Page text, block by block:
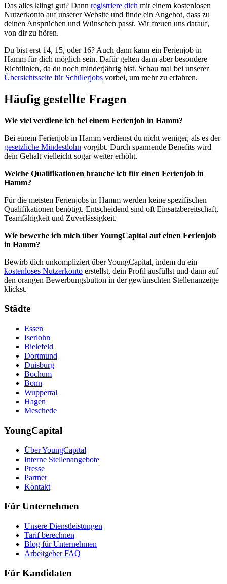
Das alles klingt gut? Dann registriere dich mit einem kostenlosen
Nutzerkonto auf unserer Website und finde ein Angebot, dass zu
deinen Ansprüchen und Wünschen passt. Wir freuen uns darauf,
von dir zu hören.
Du bist erst 14, 15, oder 16? Auch dann kann ein Ferienjob in
Hamm für dich möglich sein. Dafür gelten dann aber besondere
Richtlinien, da du noch minderjährig bist. Schau mal bei unserer
Übersichtsseite für Schülerjobs vorbei, um mehr zu erfahren.
Häufig gestellte Fragen
Wie viel verdiene ich bei einem Ferienjob in Hamm?
Bei einem Ferienjob in Hamm verdienst du nicht weniger, als es der
gesetzliche Mindestlohn vorgibt. Durch spannende Benefits wird
dein Gehalt vielleicht sogar weiter erhöht.
Welche Qualifikationen brauche ich für einen Ferienjob in
Hamm?
Für die meisten Ferienjobs in Hamm werden keine spezifischen
Qualifikationen benötigt. Entscheidend sind oft Einsatzbereitschaft,
Teamfähigkeit und Zuverlässigkeit.
Wie bewerbe ich mich über YoungCapital auf einen Ferienjob
in Hamm?
Bewirb dich unkompliziert über YoungCapital, indem du ein
kostenloses Nutzerkonto erstellst, dein Profil ausfüllst und dann auf
den orangen Bewerbungsbutton in der gewünschten Stellenanzeige
klickst.
Städte
Essen
Iserlohn
Bielefeld
Dortmund
Duisburg
Bochum
Bonn
Wuppertal
Hagen
Meschede
YoungCapital
Über YoungCapital
Interne Stellenangebote
Presse
Partner
Kontakt
Für Unternehmen
Unsere Dienstleistungen
Tarif berechnen
Blog für Unternehmen
Arbeitgeber FAQ
Für Kandidaten